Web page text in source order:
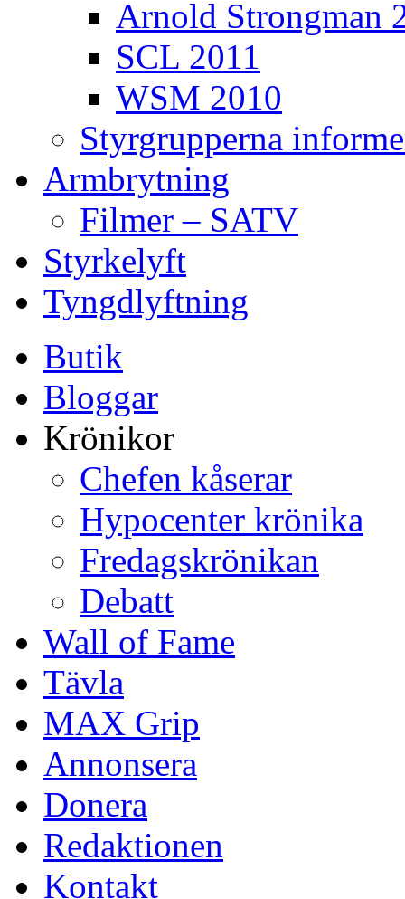
Arnold Strongman
SCL 2011
WSM 2010
Styrgrupperna
Armbrytning
Filmer – SATV
Styrkelyft
Tyngdlyftning
Butik
Bloggar
Krönikor
Chefen kåserar
Hypocenter krönika
Fredagskrönikan
Debatt
Wall of Fame
Tävla
MAX Grip
Annonsera
Donera
Redaktionen
Kontakt